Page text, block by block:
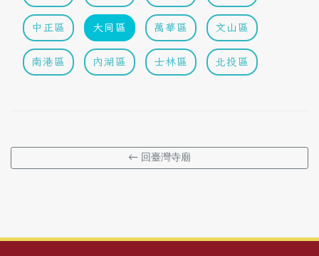
中正區 大同區 萬華區 文山區
南港區 內湖區 士林區 北投區
← 回臺灣寺廟